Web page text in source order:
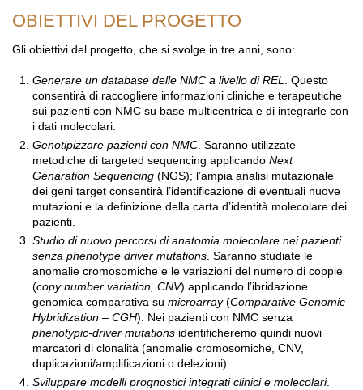
OBIETTIVI DEL PROGETTO
Gli obiettivi del progetto, che si svolge in tre anni, sono:
Generare un database delle NMC a livello di REL
. Questo
consentirà di raccogliere informazioni cliniche e terapeutiche
sui pazienti con NMC su base multicentrica e di integrarle con
i dati molecolari.
Genotipizzare pazienti con NMC . Saranno utilizzate
metodiche di targeted sequencing applicandoNext
Genaration Sequencing (NGS); l’ampia analisi mutazionale
dei geni target consentirà l’identificazione di eventuali nuove
mutazioni e la definizione della carta d’identità molecolare dei
pazienti.
Studio di nuovo percorsi di anatomia molecolare nei pazienti
senza phenotype driver mutations . Saranno studiate le
anomalie cromosomiche e le variazioni del numero di coppie
(copy number variation, CNV) applicando l’ibridazione
genomica comparativa sumicroarray(Comparative Genomic
Hybridization – CGH). Nei pazienti con NMC senza
phenotypic-driver mutations identificheremo quindi nuovi
marcatori di clonalità (anomalie cromosomiche, CNV,
duplicazioni/amplificazioni o delezioni).
Sviluppare modelli prognostici integrati clinici e molecolari.